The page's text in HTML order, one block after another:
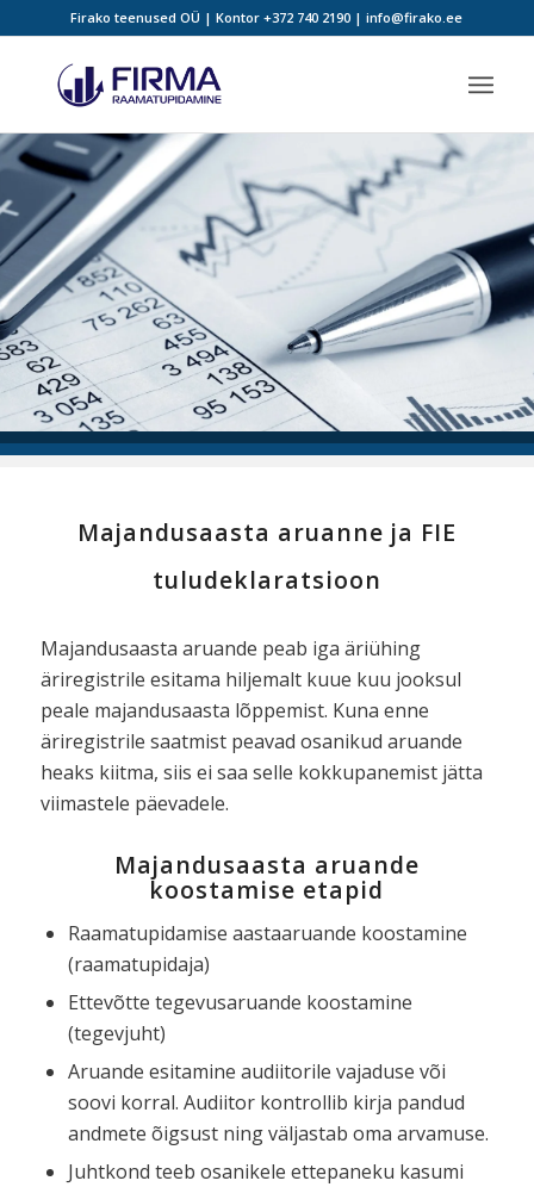
Firako teenused OÜ | Kontor+372 740 2190 |info@firako.ee
Majandusaasta aruanne ja FIE
tuludeklaratsioon
Majandusaasta aruande peab iga äriühing
äriregistrile esitama hiljemalt kuue kuu jooksul
peale majandusaasta lõppemist. Kuna enne
äriregistrile saatmist peavad osanikud aruande
heaks kiitma, siis ei saa selle kokkupanemist jätta
viimastele päevadele.
Majandusaasta aruande
koostamise etapid
Raamatupidamise aastaaruande koostamine
(raamatupidaja)
Ettevõtte tegevusaruande koostamine
(tegevjuht)
Aruande esitamine audiitorile vajaduse või
soovi korral. Audiitor kontrollib kirja pandud
andmete õigsust ning väljastab oma arvamuse.
Juhtkond teeb osanikele ettepaneku kasumi